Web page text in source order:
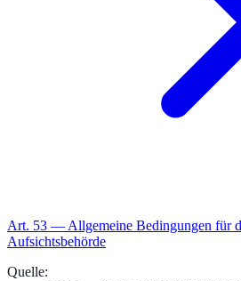
Art. 53 — Allgemeine Bedingungen für
Aufsichtsbehörde
Quelle: